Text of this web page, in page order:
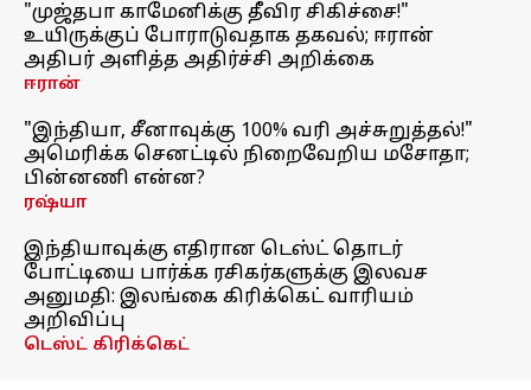
"முஜ்தபா காமேனிக்கு தீவிர சிகிச்சை!"
உயிருக்குப் போராடுவதாக தகவல்; ஈரான்
அதிபர் அளித்த அதிர்ச்சி அறிக்கை
ஈரான்
"இந்தியா, சீனாவுக்கு 100% வரி அச்சுறுத்தல்!"
அமெரிக்க செனட்டில் நிறைவேறிய மசோதா;
பின்னணி என்ன?
ரஷ்யா
இந்தியாவுக்கு எதிரான டெஸ்ட் தொடர்
போட்டியை பார்க்க ரசிகர்களுக்கு இலவச
அனுமதி: இலங்கை கிரிக்கெட் வாரியம்
அறிவிப்பு
டெஸ்ட் கிரிக்கெட்